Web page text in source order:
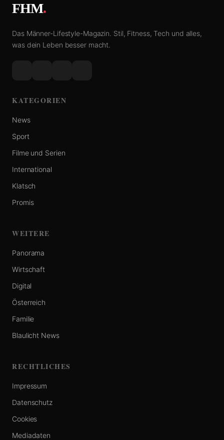
FHM.
Das Männer-Lifestyle-Magazin. Stil, Fitness, Tech und alles,
was dein Leben besser macht.
KATEGORIEN
News
Sport
Filme und Serien
International
Klatsch
Promis
WEITERE
Panorama
Wirtschaft
Digital
Österreich
Familie
Blaulicht News
RECHTLICHES
Impressum
Datenschutz
Cookies
Mediadaten